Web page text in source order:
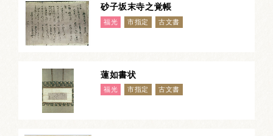
砂子坂末寺之覚帳
福光 市指定 古文書
蓮如書状
福光 市指定 古文書